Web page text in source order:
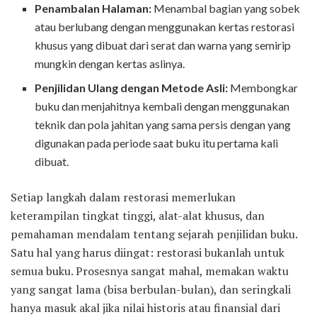
Penambalan Halaman: Menambal bagian yang sobek
atau berlubang dengan menggunakan kertas restorasi
khusus yang dibuat dari serat dan warna yang semirip
mungkin dengan kertas aslinya.
Penjilidan Ulang dengan Metode Asli: Membongkar
buku dan menjahitnya kembali dengan menggunakan
teknik dan pola jahitan yang sama persis dengan yang
digunakan pada periode saat buku itu pertama kali
dibuat.
Setiap langkah dalam restorasi memerlukan
keterampilan tingkat tinggi, alat-alat khusus, dan
pemahaman mendalam tentang sejarah penjilidan buku.
Satu hal yang harus diingat: restorasi bukanlah untuk
semua buku. Prosesnya sangat mahal, memakan waktu
yang sangat lama (bisa berbulan-bulan), dan seringkali
hanya masuk akal jika nilai historis atau finansial dari